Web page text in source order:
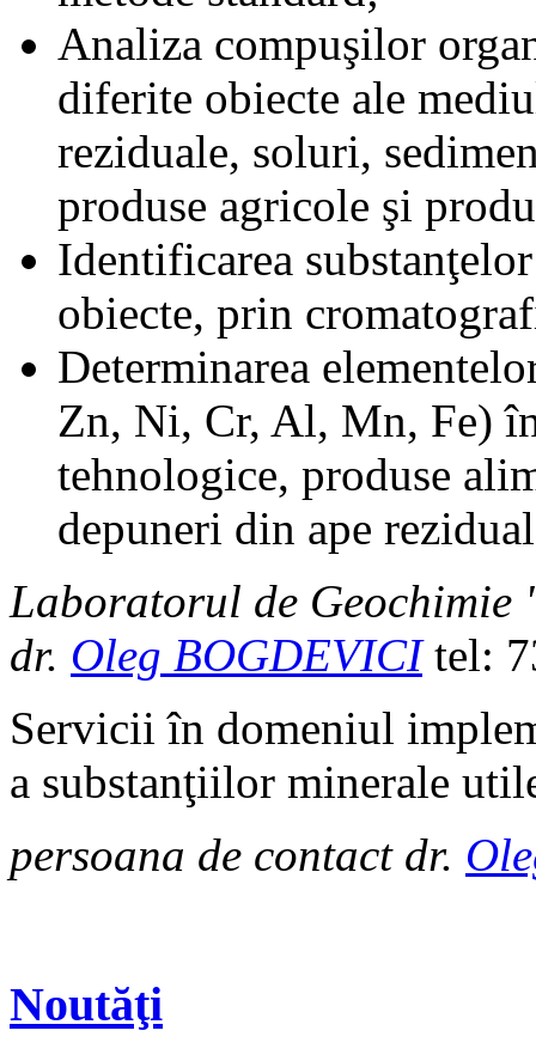
Analiza compuşilor
diferite obiecte ale
reziduale, soluri,
produse agricole şi
Identificarea
obiecte, prin
Determinarea
Zn, Ni, Cr, Al, Mn, Fe)
tehnologice, produse
depuneri din ape
Laboratorul de Geochimie
dr. Oleg BOGDEVICItel:
Servicii în domeniul
a substanţiilor minerale
persoana de contact dr.
Noutăţi